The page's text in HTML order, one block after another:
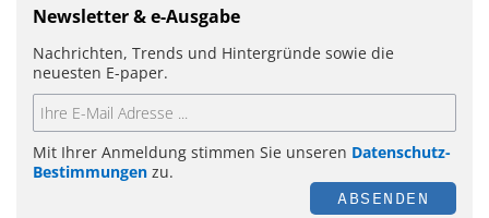
Newsletter & e-Ausgabe
Nachrichten, Trends und Hintergründe sowie die
neuesten E-paper.
Mit Ihrer Anmeldung stimmen Sie unseren Datenschutz-
Bestimmungen zu.
ABSENDEN